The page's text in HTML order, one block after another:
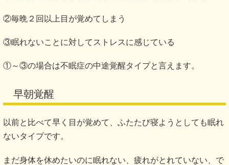
②毎晩２回以上目が覚めてしまう
③眠れないことに対してストレスに感じている
①～③の場合は不眠症の中途覚醒タイプと言えます。
早朝覚醒
以前と比べて早く目が覚めて、ふたたび寝ようとしても眠れ
ないタイプです。
まだ身体を休めたいのに眠れない、疲れがとれていない、で